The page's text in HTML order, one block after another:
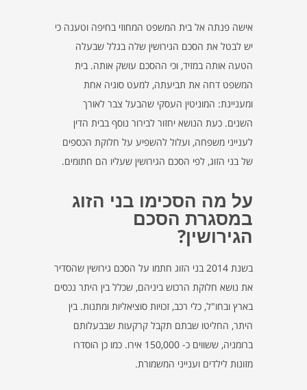
אישה פנתה אל בית המשפט המחוזי בחיפה וטענה כי
יש לבטל את הסכם הגירושין שלה בגלל שבעלה
הטעה אותה במזיד, וכי ההסכם עושק אותה. בית
המשפט דחה את תביעתה, למעט סוגיה אחת
ומעניינת: המוניטין העסקי שהבעל צבר לאורך
השנים. כעת הנושא יחזור לבירור נוסף בבית הדין
לענייני משפחה, ועלול להשפיע על חלוקת הכספים
של בני הזוג, לפי הסכם הגירושין שעליו הם חתומים.
על מה הסכימו בני הזוג
במסגרת הסכם
הגירושין?
בשנת 2014 בני הזוג חתמו על הסכם גירושין שהסדיר
את נושא חלוקת הרכוש ביניהם, שכלל בין היתר נכסים
בארץ ובחו"ל, כלי רכב, זכויות סוציאליות ומתנות. בין
היתר, החליטו שבתם תקבל קרקעות שבבעלותם
ברומניה, ששווים כ- 150,000 אירו. כמו כן הוסדרו
מזונות לילדים וענייני המשמורת.